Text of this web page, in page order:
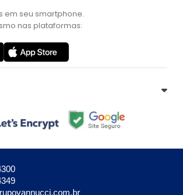
em seu smartphone.
nas plataformas: